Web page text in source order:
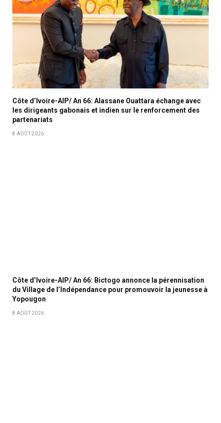
Côte d’Ivoire-AIP/ An 66: Alassane Ouattara échange avec
les dirigeants gabonais et indien sur le renforcement des
partenariats
8 AOÛT 2026
Côte d’Ivoire-AIP/ An 66: Bictogo annonce la pérennisation
du Village de l’Indépendance pour promouvoir la jeunesse à
Yopougon
8 AOÛT 2026